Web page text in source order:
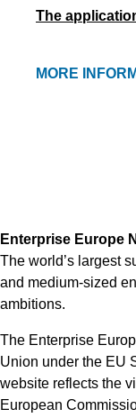
The
MORE
Enterprise Europe
The world’s largest
and medium-sized
ambitions.
The Enterprise
Union under the EU
website reflects the
European